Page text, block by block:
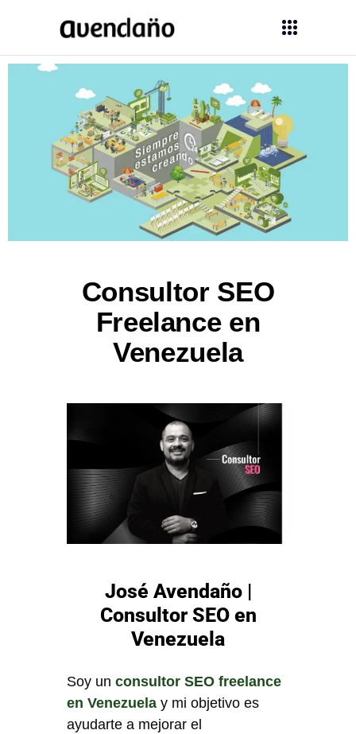
Consultor SEO
Freelance en
Venezuela
José Avendaño |
Consultor SEO en
Venezuela
Soy un consultor SEO freelance
en Venezuela y mi objetivo es
ayudarte a mejorar el